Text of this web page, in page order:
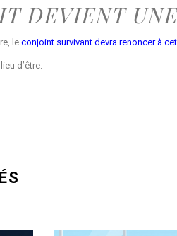
DEVIENT
le conjoint survivant devra renoncer à
d’être.